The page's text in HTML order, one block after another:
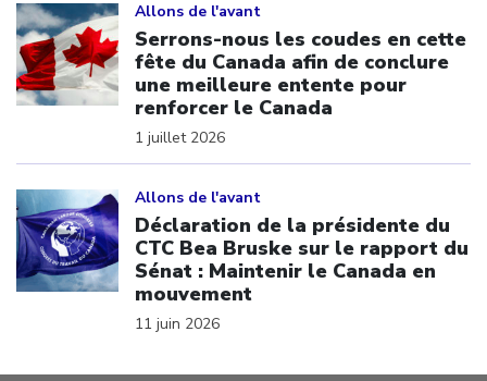
Allons de l'avant
Serrons-nous les coudes en cette
fête du Canada afin de conclure
une meilleure entente pour
renforcer le Canada
1 juillet 2026
Allons de l'avant
Déclaration de la présidente du
CTC Bea Bruske sur le rapport du
Sénat : Maintenir le Canada en
mouvement
11 juin 2026